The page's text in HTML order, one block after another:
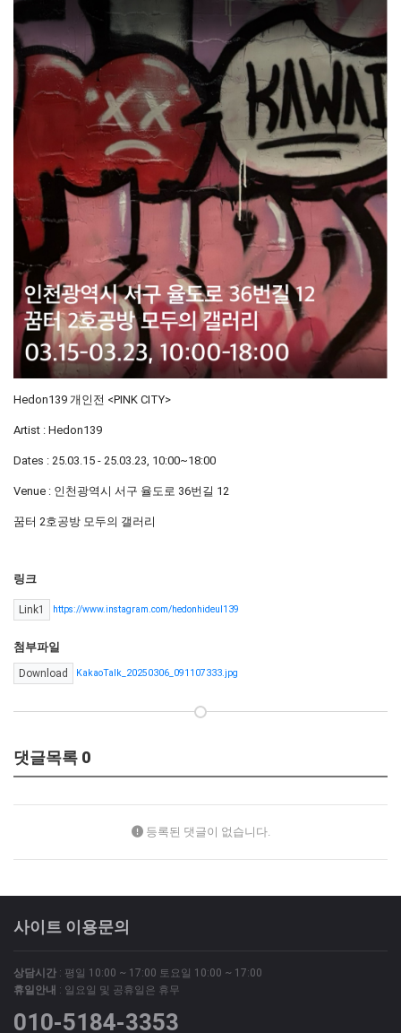
Hedon139 개인전 <PINK CITY>
Artist : Hedon139
Dates : 25.03.15 - 25.03.23, 10:00~18:00
Venue : 인천광역시 서구 율도로 36번길 12
꿈터 2호공방 모두의 갤러리
링크
Link1 https://www.instagram.com/hedonhideul139
첨부파일
Download KakaoTalk_20250306_091107333.jpg
댓글목록 0
등록된 댓글이 없습니다.
사이트 이용문의
상담시간 : 평일 10:00 ~ 17:00 토요일 10:00 ~ 17:00
휴일안내 : 일요일 및 공휴일은 휴무
010-5184-3353